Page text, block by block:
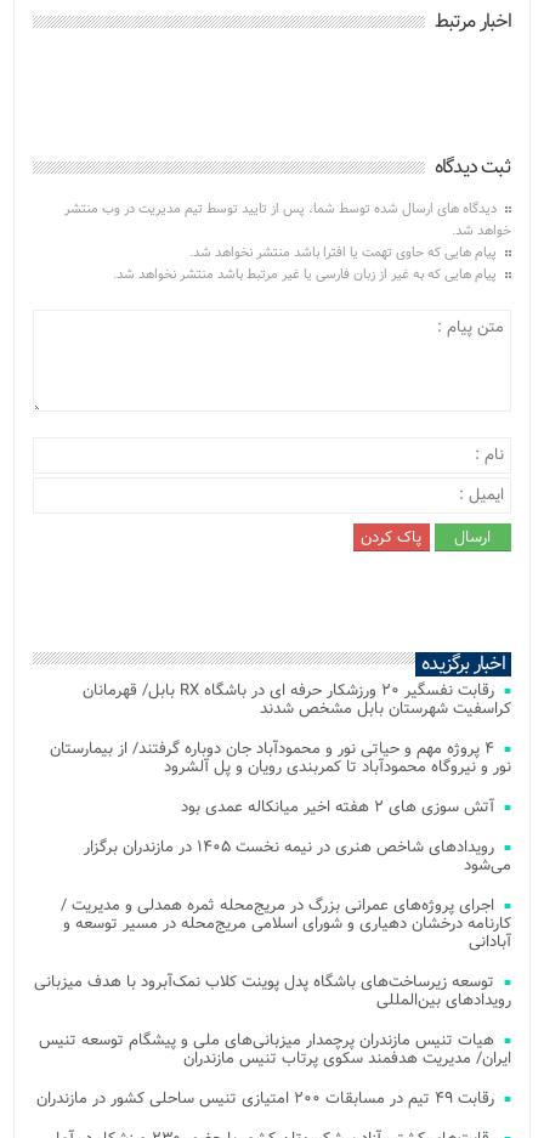
اخبار مرتبط
ثبت دیدگاه
دیدگاه های ارسال شده توسط شما، پس از تایید توسط تیم مدیریت در وب منتشر
خواهد شد.
پیام هایی که حاوی تهمت یا افترا باشد منتشر نخواهد شد.
پیام هایی که به غیر از زبان فارسی یا غیر مرتبط باشد منتشر نخواهد شد.
اخبار برگزیده
رقابت نفسگیر ۲۰ ورزشکار حرفه ای در باشگاه RX بابل/ قهرمانان
کراسفیت شهرستان بابل مشخص شدند
۴ پروژه مهم و حیاتی نور و محمودآباد جان دوباره گرفتند/ از بیمارستان
نور و نیروگاه محمودآباد تا کمربندی رویان و پل آلشرود
آتش‌ سوزی‌ های ۲ هفته اخیر میانکاله عمدی بود
رویدادهای شاخص هنری در نیمه نخست ۱۴۰۵ در مازندران برگزار
می‌شود
اجرای پروژه‌های عمرانی بزرگ در مریج‌محله ثمره همدلی و مدیریت /
کارنامه درخشان دهیاری و شورای اسلامی مریج‌محله در مسیر توسعه و
آبادانی
توسعه زیرساخت‌های باشگاه پدل پوینت کلاب نمک‌آبرود با هدف میزبانی
رویدادهای بین‌المللی
هیات تنیس مازندران پرچمدار میزبانی‌های ملی و پیشگام توسعه تنیس
ایران/ مدیریت هدفمند سکوی پرتاب تنیس مازندران
رقابت ۴۹ تیم در مسابقات ۲۰۰ امتیازی تنیس ساحلی کشور در مازندران